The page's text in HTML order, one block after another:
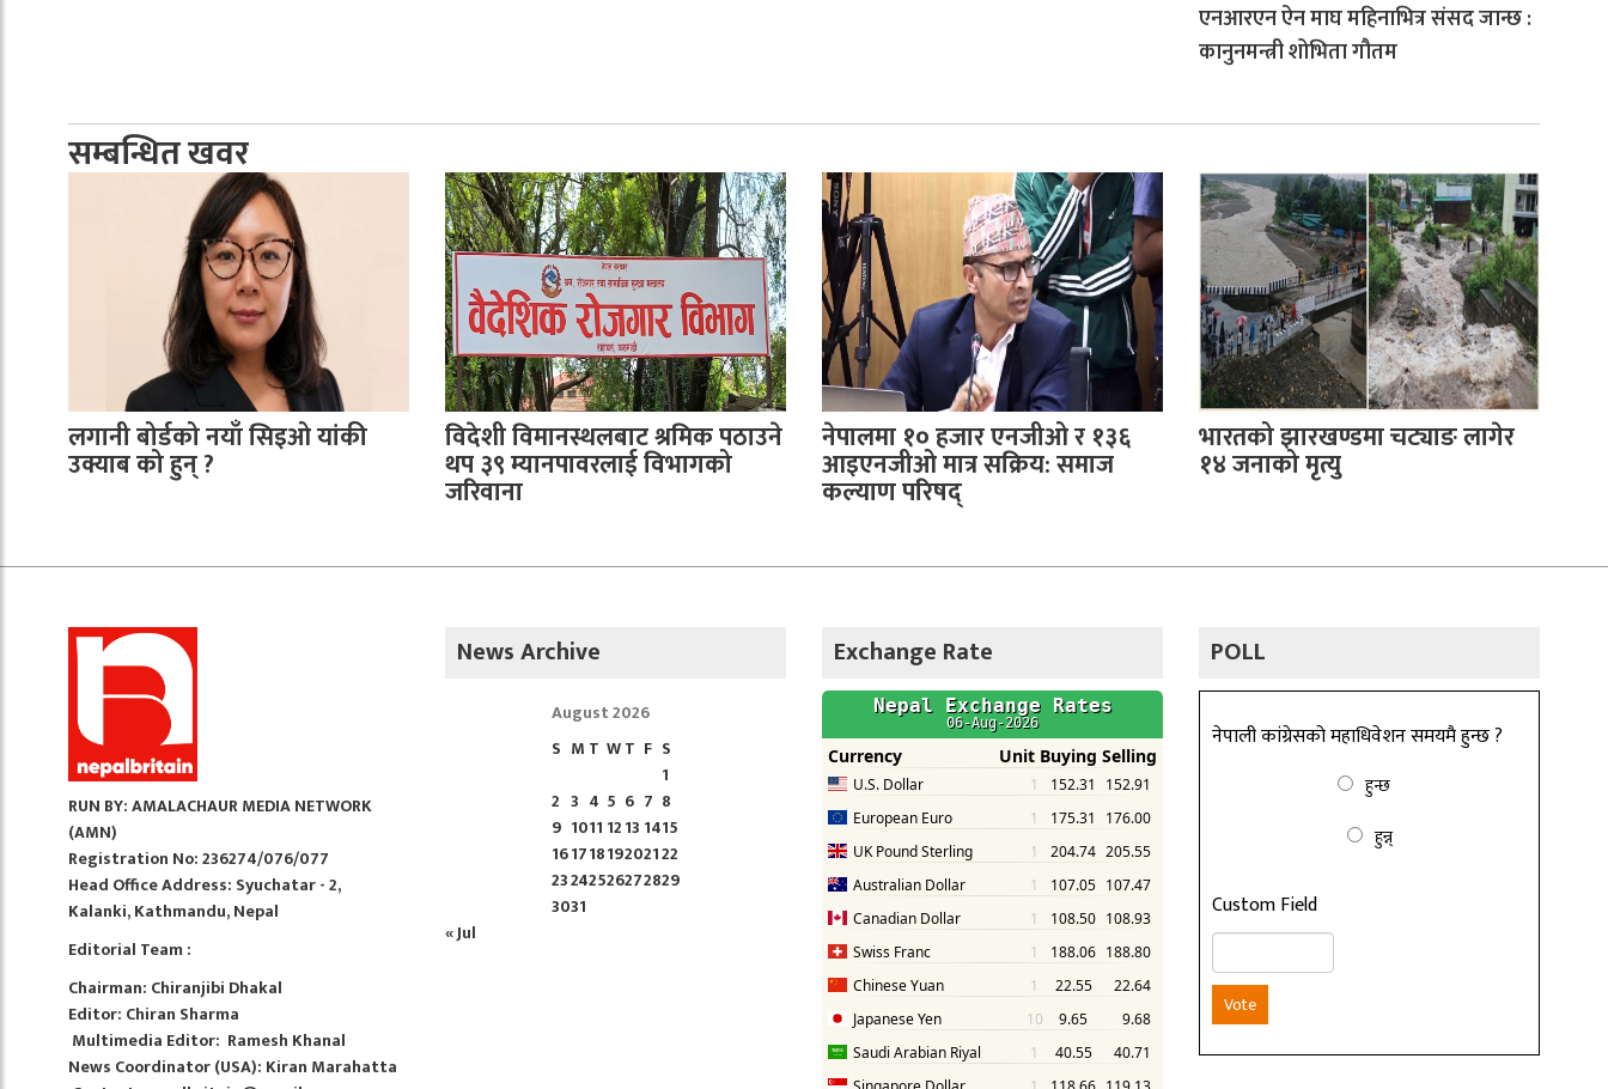
एनआरएन ऐन माघ महिनाभित्र संसद जान्छ :
कानुनमन्त्री शोभिता गौतम
सम्बन्धित खवर
लगानी बोर्डको नयाँ सिइओ यांकी
उक्याब को हुन् ?
विदेशी विमानस्थलबाट श्रमिक पठाउने
थप ३९ म्यानपावरलाई विभागको
जरिवाना
नेपालमा १० हजार एनजीओ र १३६
आइएनजीओ मात्र सक्रिय: समाज
कल्याण परिषद्
भारतको झारखण्डमा चट्याङ लागेर
१४ जनाको मृत्यु
RUN BY: AMALACHAUR MEDIA NETWORK
(AMN)
Registration No: 236274/076/077
Head Office Address: Syuchatar - 2,
Kalanki, Kathmandu, Nepal
Editorial Team :
Chairman: Chiranjibi Dhakal
Editor: Chiran Sharma
Multimedia Editor: Ramesh Khanal
News Coordinator (USA): Kiran Marahatta
News Archive
August 2026
S M T WT F S
1
2 3 4 5 6 7 8
9 1011 1213 1415
16171819202122
23242526272829
3031
« Jul
Exchange Rate POLL
नेपाली कांग्रेसको महाधिवेशन समयमै हुन्छ ?
हुन्छ
हुन्न्
Custom Field
Vote